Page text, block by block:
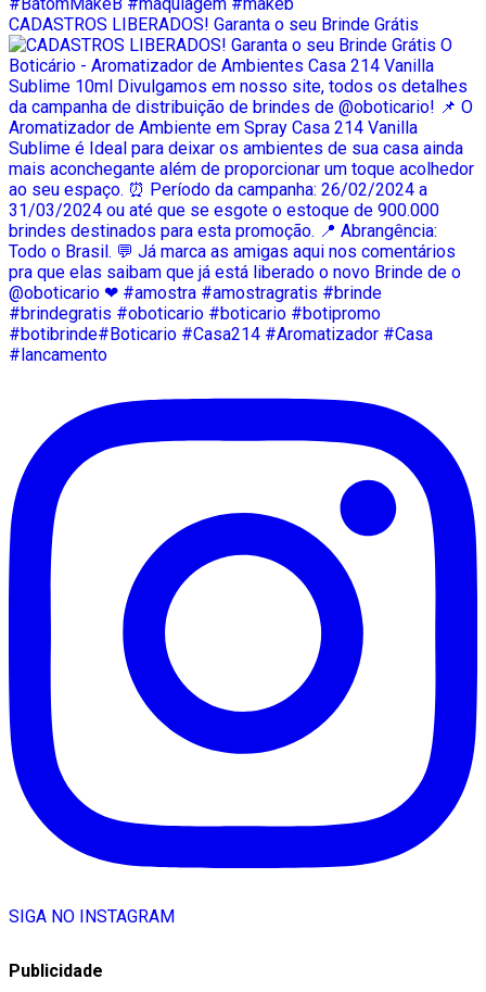
CADASTROS LIBERADOS! Garanta o seu Brinde Grátis
SIGA NO INSTAGRAM
Publicidade